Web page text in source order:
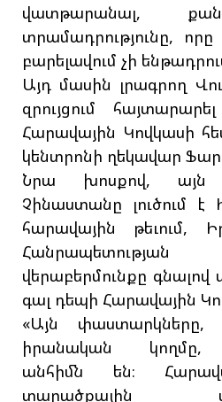
վատթարանալ,
տրամադրությունը,
բարելավում չի
Այդ մասին լրագրող
զրույցում
Հարավային Կովկասի
կենտրոնի ղեկավար
Նրա խոսքով, այն
Չինաստանը լուծում է
հարավային թեւում,
վերաբերմունքը գնալով
գալ դեպի Հարավային
«Այն փաստարկները,
իրանական կողմը,
անհիմն են։
տարածքային